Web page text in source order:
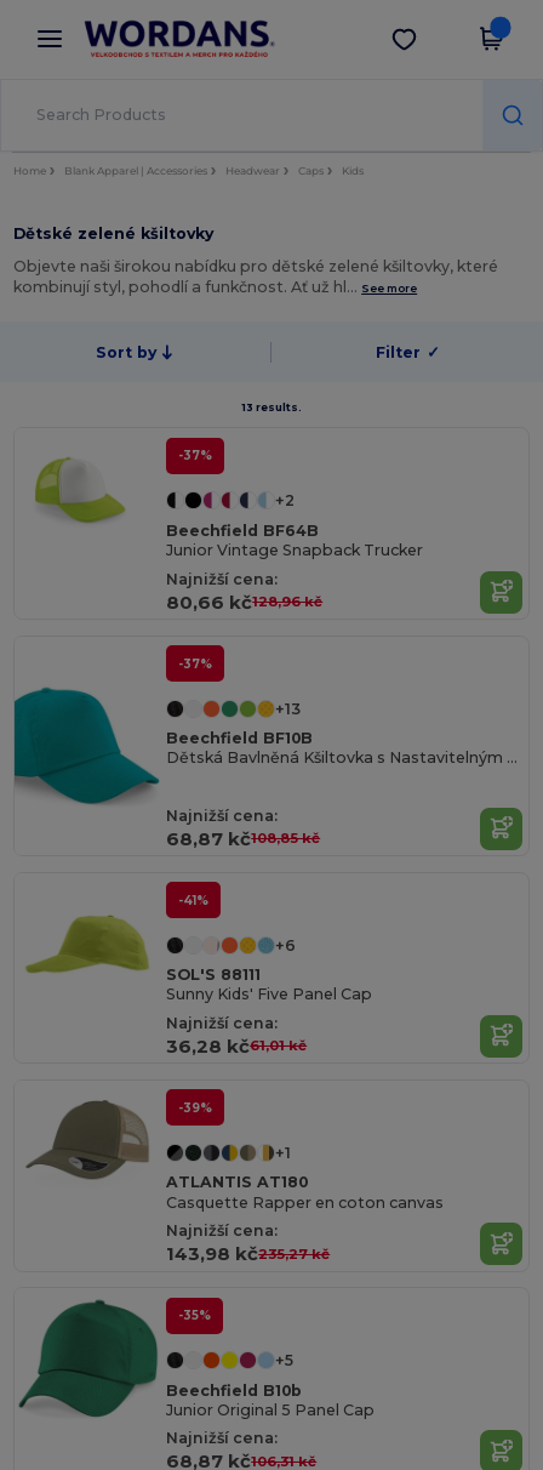
× Aplikace Wordans
Lepší ceny v aplikaci!
Stáhnout app
Home Blank Apparel | Accessories Headwear Caps Kids
Dětské zelené kšiltovky
Objevte naši širokou nabídku pro dětské zelené kšiltovky, které
kombinují styl, pohodlí a funkčnost. Ať už hl… See more
Sort by Filter ✓
13 results.
-37%
+2
Beechfield BF64B
Junior Vintage Snapback Trucker
Najnižší cena:
80,66 kč128,96 kč
-37%
+13
Beechfield BF10B
Dětská Bavlněná Kšiltovka s Nastavitelným Zapínáním
Najnižší cena:
68,87 kč108,85 kč
-41%
+6
SOL'S 88111
Sunny Kids' Five Panel Cap
Najnižší cena:
36,28 kč61,01 kč
-39%
+1
ATLANTIS AT180
Casquette Rapper en coton canvas
Najnižší cena:
143,98 kč235,27 kč
-35%
+5
Beechfield B10b
Junior Original 5 Panel Cap
Najnižší cena:
68,87 kč106,31 kč